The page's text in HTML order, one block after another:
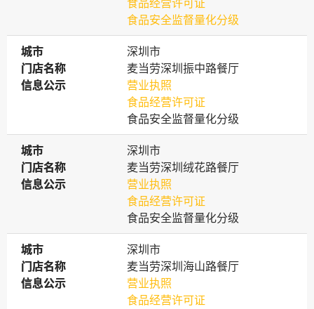
食品经营许可证
食品安全监督量化分级
城市
城市
深圳市
门店名称
门店名称
麦当劳深圳振中路餐厅
信息公示
信息公示
营业执照
食品经营许可证
食品安全监督量化分级
城市
城市
深圳市
门店名称
门店名称
麦当劳深圳绒花路餐厅
信息公示
信息公示
营业执照
食品经营许可证
食品安全监督量化分级
城市
城市
深圳市
门店名称
门店名称
麦当劳深圳海山路餐厅
信息公示
信息公示
营业执照
食品经营许可证